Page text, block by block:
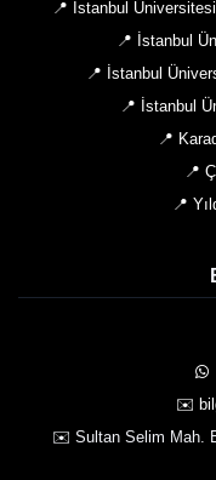
📍 İstanbul
📍 İstanbul
📍 İstanbul
📍 İstanbul
📍
📍
📍
✉️
✉️ Sultan Selim Mah.